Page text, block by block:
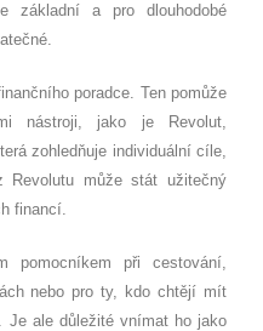
základní a pro dlouhodobé
poradce. Ten pomůže
nástroji, jako je Revolut,
zohledňuje individuální cíle,
může stát užitečný
financí.
pomocníkem při cestování,
nebo pro ty, kdo chtějí mít
Je ale důležité vnímat ho jako